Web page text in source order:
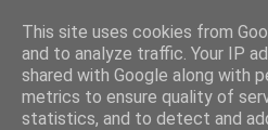
This site uses cookies from
and to analyze traffic. Your IP
shared with Google along with
metrics to ensure quality of
statistics, and to detect and